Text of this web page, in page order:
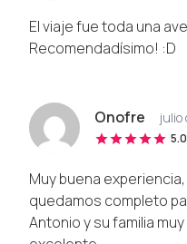
El viaje fue toda una
Recomendadísimo! :D
Onofre julio
Muy buena
quedamos completo
Antonio y su familia